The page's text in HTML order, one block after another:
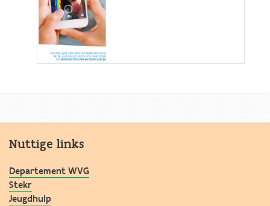
Nuttige links
Departement WVG
Stekr
Jeugdhulp